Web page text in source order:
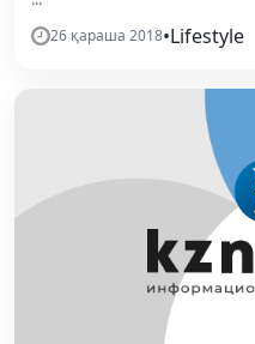
26 қараша 2018•Lifestyle